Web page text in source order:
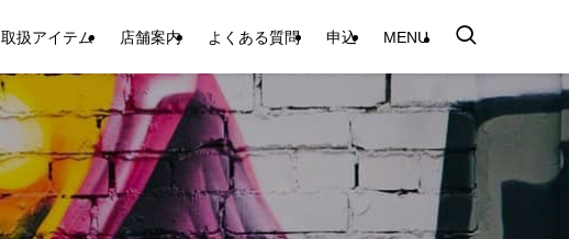
取扱アイテム 店舗案内 よくある質問 申込 MENU